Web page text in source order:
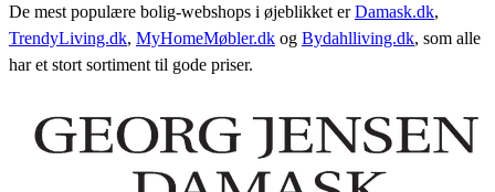
De mest populære bolig-webshops i øjeblikket erDamask.dk,
TrendyLiving.dk, MyHomeMøbler.dk og Bydahlliving.dk, som alle
har et stort sortiment til gode priser.